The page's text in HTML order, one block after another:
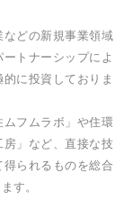
どの新規事業領域
トナーシップによ
に投資しておりま
フムラボ」や住環
」など、直接な技
られるものを総合
す。